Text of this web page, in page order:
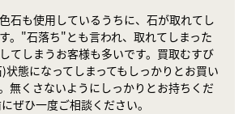
石も使用しているうちに、石が取れてし
。"石落ち"とも言われ、取れてしまった
てしまうお客様も多いです。買取むすび
状態になってしまってもしっかりとお買い
無くさないようにしっかりとお持ちくだ
ぜひ一度ご相談ください。